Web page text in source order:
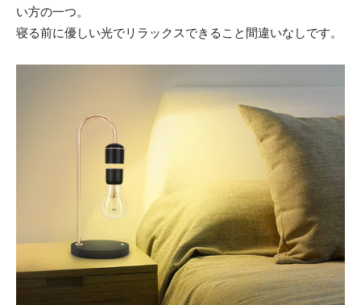
い方の一つ。
寝る前に優しい光でリラックスできること間違いなしです。